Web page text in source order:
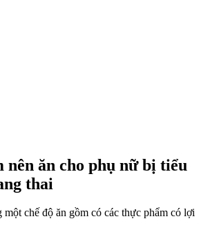
nên ăn cho phụ nữ bị tiểu
thai
một chế độ ăn gồm có các thực phẩm có lợi